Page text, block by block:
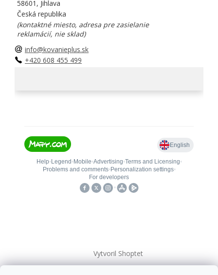
58601, Jihlava
Česká republika
(kontaktné miesto, adresa pre zasielanie
reklamácií, nie sklad)
info@kovanieplus.sk
+420 608 455 499
Vytvoril Shoptet